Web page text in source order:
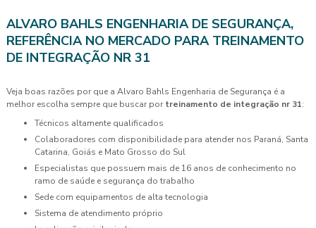
ALVARO BAHLS ENGENHARIA DE SEGURANÇA,
REFERÊNCIA NO MERCADO PARA TREINAMENTO
DE INTEGRAÇÃO NR 31
Veja boas razões por que a Alvaro Bahls Engenharia de Segurança é a
melhor escolha sempre que buscar por treinamento de integração nr 31:
técnicos altamente qualificados
colaboradores com disponibilidade para atender nos Paraná, Santa
Catarina, Goiás e Mato Grosso do Sul
especialistas que possuem mais de 16 anos de conhecimento no
ramo de saúde e segurança do trabalho
sede com equipamentos de alta tecnologia
sistema de atendimento próprio